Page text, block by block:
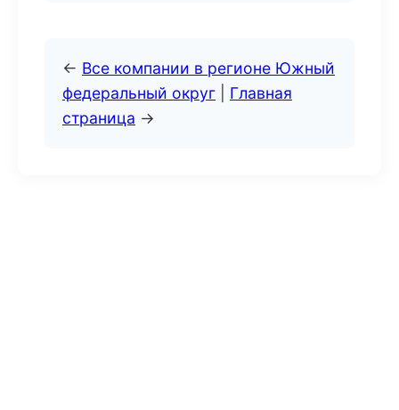
← Все компании в регионе Южный
федеральный округ
Главная
страница →